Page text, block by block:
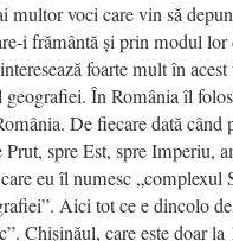
multor voci care vin să
i frământă și prin modul
foarte mult în
În România îl
De fiecare dată când
spre Est, spre Imperiu,
eu îl numesc „complexul
Aici tot ce e dincolo
Chișinăul, care este doar